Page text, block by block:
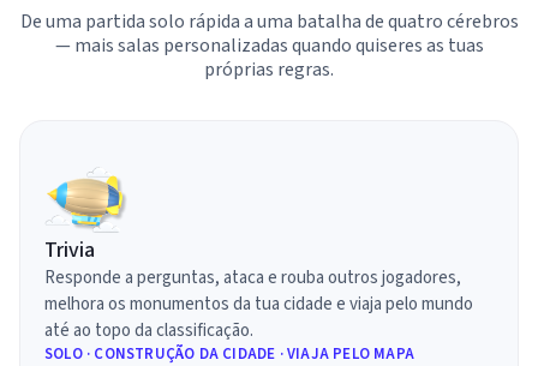
De uma partida solo rápida a uma batalha de quatro cérebros
— mais salas personalizadas quando quiseres as tuas
próprias regras.
Trivia
Responde a perguntas, ataca e rouba outros jogadores,
melhora os monumentos da tua cidade e viaja pelo mundo
até ao topo da classificação.
SOLO · CONSTRUÇÃO DA CIDADE · VIAJA PELO MAPA